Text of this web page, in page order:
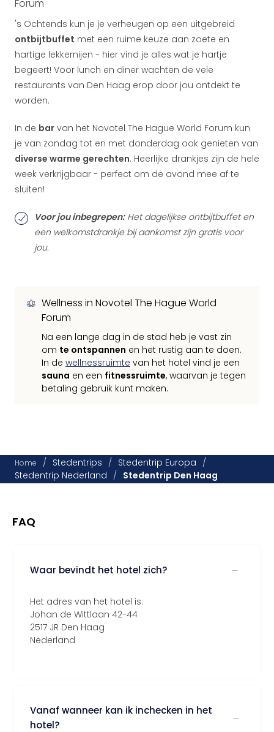
Forum
's Ochtends kun je je verheugen op een uitgebreid
ontbijtbuffet met een ruime keuze aan zoete en
hartige lekkernijen - hier vind je alles wat je hartje
begeert! Voor lunch en diner wachten de vele
restaurants van Den Haag erop door jou ontdekt te
worden.
In de bar van het Novotel The Hague World Forum kun
je van zondag tot en met donderdag ook genieten van
diverse warme gerechten. Heerlijke drankjes zijn de hele
week verkrijgbaar - perfect om de avond mee af te
sluiten!
Voor jou inbegrepen:Het dagelijkse ontbijtbuffet en
een welkomstdrankje bij aankomst zijn gratis voor
jou.
Wellness in Novotel The Hague World
Forum
Na een lange dag in de stad heb je vast zin
om te ontspannen en het rustig aan te doen.
In de wellnessruimte van het hotel vind je een
sauna en een fitnessruimte, waarvan je tegen
betaling gebruik kunt maken.
Home / Stedentrips / Stedentrip Europa /
Stedentrip Nederland / Stedentrip Den Haag
FAQ
Waar bevindt het hotel zich?
Het adres van het hotel is:
Johan de Wittlaan 42-44
2517 JR Den Haag
Nederland
Vanaf wanneer kan ik inchecken in het
hotel?